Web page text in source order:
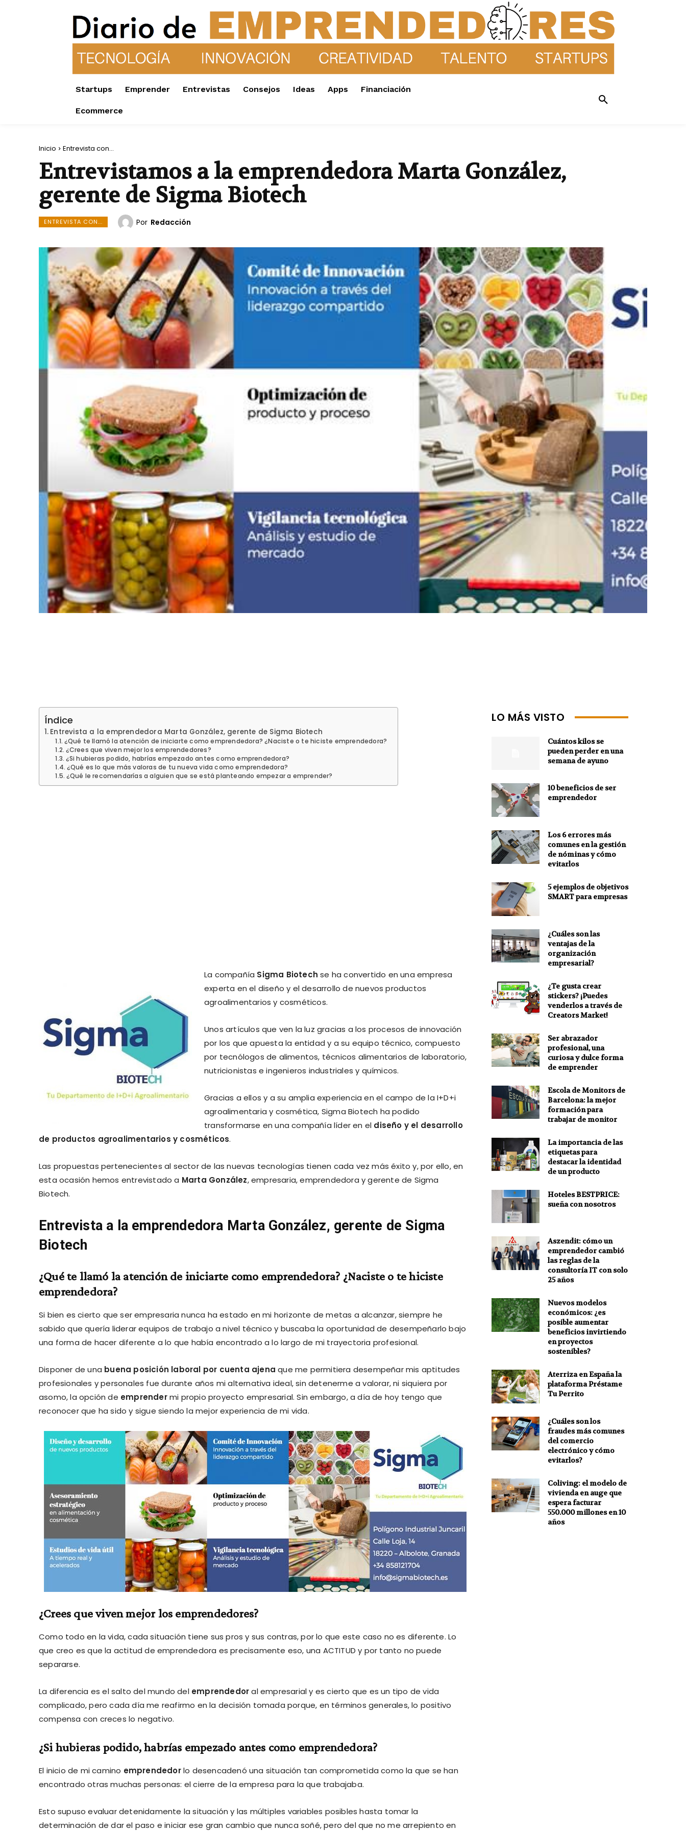
Startups Emprender Entrevistas Consejos Ideas Apps Financiación
Ecommerce
Inicio Entrevista con...
Entrevistamos a la emprendedora Marta González,
gerente de Sigma Biotech
ENTREVISTA CON... Por Redacción
Índice
Entrevista a la emprendedora Marta González, gerente de Sigma Biotech
¿Qué te llamó la atención de iniciarte como emprendedora? ¿Naciste o te hiciste emprendedora?
¿Crees que viven mejor los emprendedores?
¿Si hubieras podido, habrías empezado antes como emprendedora?
¿Qué es lo que más valoras de tu nueva vida como emprendedora?
¿Qué le recomendarías a alguien que se está planteando empezar a emprender?
La compañía Sigma Biotech se ha convertido en una empresa
experta en el diseño y el desarrollo de nuevos productos
agroalimentarios y cosméticos.
Unos artículos que ven la luz gracias a los procesos de innovación
por los que apuesta la entidad y a su equipo técnico, compuesto
por tecnólogos de alimentos, técnicos alimentarios de laboratorio,
nutricionistas e ingenieros industriales y químicos.
Gracias a ellos y a su amplia experiencia en el campo de la I+D+i
agroalimentaria y cosmética, Sigma Biotech ha podido
transformarse en una compañía líder en el diseño y el desarrollo
de productos agroalimentarios y cosméticos.
Las propuestas pertenecientes al sector de las nuevas tecnologías tienen cada vez más éxito y, por ello, en
esta ocasión hemos entrevistado a Marta González, empresaria, emprendedora y gerente de Sigma
Biotech.
Entrevista a la emprendedora Marta González, gerente de Sigma
Biotech
¿Qué te llamó la atención de iniciarte como emprendedora? ¿Naciste o te hiciste
emprendedora?
Si bien es cierto que ser empresaria nunca ha estado en mi horizonte de metas a alcanzar, siempre he
sabido que quería liderar equipos de trabajo a nivel técnico y buscaba la oportunidad de desempeñarlo bajo
una forma de hacer diferente a lo que había encontrado a lo largo de mi trayectoria profesional.
Disponer de una buena posición laboral por cuenta ajena que me permitiera desempeñar mis aptitudes
profesionales y personales fue durante años mi alternativa ideal, sin detenerme a valorar, ni siquiera por
asomo, la opción de emprendermi propio proyecto empresarial. Sin embargo, a día de hoy tengo que
reconocer que ha sido y sigue siendo la mejor experiencia de mi vida.
¿Crees que viven mejor los emprendedores?
Como todo en la vida, cada situación tiene sus pros y sus contras, por lo que este caso no es diferente. Lo
que creo es que la actitud de emprendedora es precisamente eso, una ACTITUD y por tanto no puede
separarse.
La diferencia es el salto del mundo del emprendedoral empresarial y es cierto que es un tipo de vida
complicado, pero cada día me reafirmo en la decisión tomada porque, en términos generales, lo positivo
compensa con creces lo negativo.
¿Si hubieras podido, habrías empezado antes como emprendedora?
El inicio de mi camino emprendedorlo desencadenó una situación tan comprometida como la que se han
encontrado otras muchas personas: el cierre de la empresa para la que trabajaba.
Esto supuso evaluar detenidamente la situación y las múltiples variables posibles hasta tomar la
determinación de dar el paso e iniciar ese gran cambio que nunca soñé, pero del que no me arrepiento en
LO MÁS VISTO
Cuántos kilos se
pueden perder en una
semana de ayuno
10 beneficios de ser
emprendedor
Los 6 errores más
comunes en la gestión
de nóminas y cómo
evitarlos
5 ejemplos de objetivos
SMART para empresas
¿Cuáles son las
ventajas de la
organización
empresarial?
¿Te gusta crear
stickers? ¡Puedes
venderlos a través de
Creators Market!
Ser abrazador
profesional, una
curiosa y dulce forma
de emprender
Escola de Monitors de
Barcelona: la mejor
formación para
trabajar de monitor
La importancia de las
etiquetas para
destacar la identidad
de un producto
Hoteles BESTPRICE:
sueña con nosotros
Aszendit: cómo un
emprendedor cambió
las reglas de la
consultoría IT con solo
25 años
Nuevos modelos
económicos: ¿es
posible aumentar
beneficios invirtiendo
en proyectos
sostenibles?
Aterriza en España la
plataforma Préstame
Tu Perrito
¿Cuáles son los
fraudes más comunes
del comercio
electrónico y cómo
evitarlos?
Coliving: el modelo de
vivienda en auge que
espera facturar
550.000 millones en 10
años